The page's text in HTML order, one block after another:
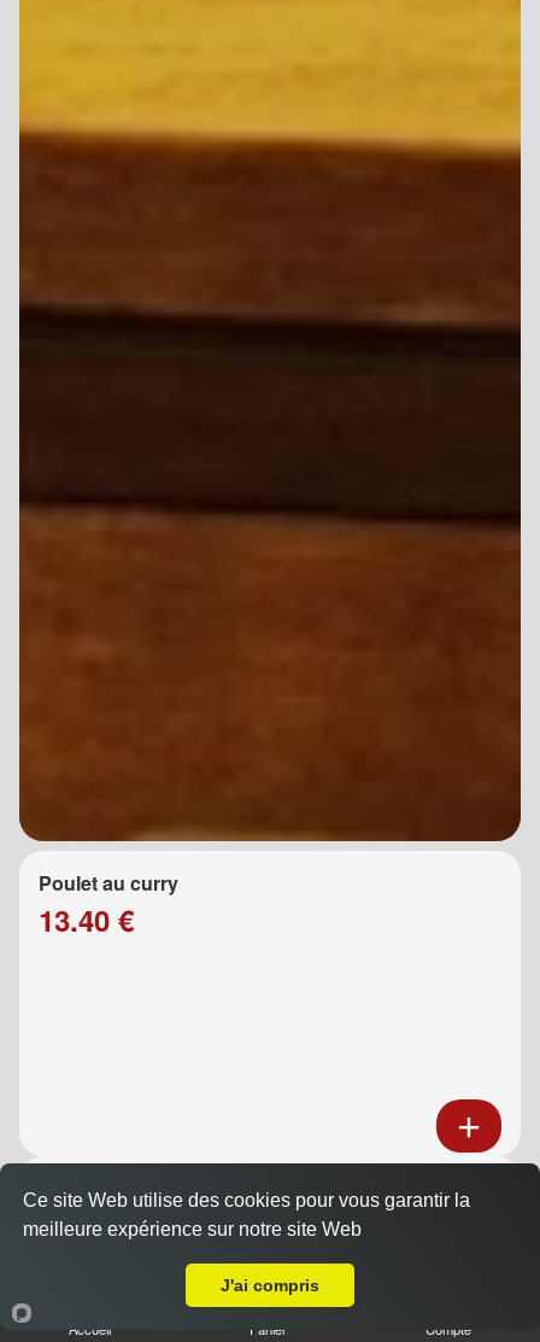
Poulet au curry
13.40 €
Poulet au caramel
13.40 €
Accueil Panier Compte
Ce site Web utilise des cookies pour vous garantir la
meilleure expérience sur notre site Web
J'ai compris